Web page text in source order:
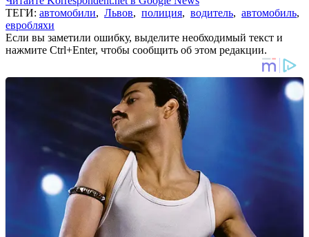
ТЕГИ: автомобили, Львов, полиция, водитель, автомобиль,
евробляхи
Если вы заметили ошибку, выделите необходимый текст и
нажмите Ctrl+Enter, чтобы сообщить об этом редакции.